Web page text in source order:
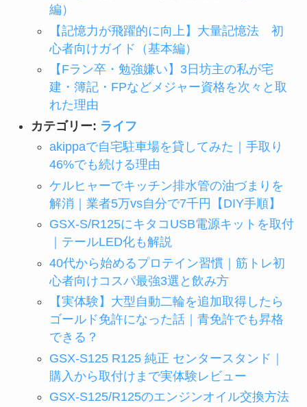
編）
【記憶力が飛躍的に向上】大量記憶法 初
心者向けガイド（基本編）
【Fラン卒・勉強嫌い】3日坊主の私が宅
建・簿記・FPなどメジャー資格を次々と取
れた理由
カテゴリー: ライフ
akippaで自宅駐車場を貸してみた｜手取り
46%でも続ける理由
ケルヒャーでキッチン排水管の油づまりを
解消｜業者5万vs自分で7千円【DIY手順】
GSX-S/R125にキタコUSB電源キットを取付
｜テールLED化も解説
40代から始めるプロテイン習慣｜筋トレ初
心者向けコスパ最強3選と飲み方
【実体験】大型自動二輪を追加取得したら
ゴールド免許になった話｜青免許でも昇格
できる？
GSX-S125 R125 純正 センタースタンド｜
購入から取付けまで実体験レビュー
GSX-S125/R125のエンジンオイル交換方法